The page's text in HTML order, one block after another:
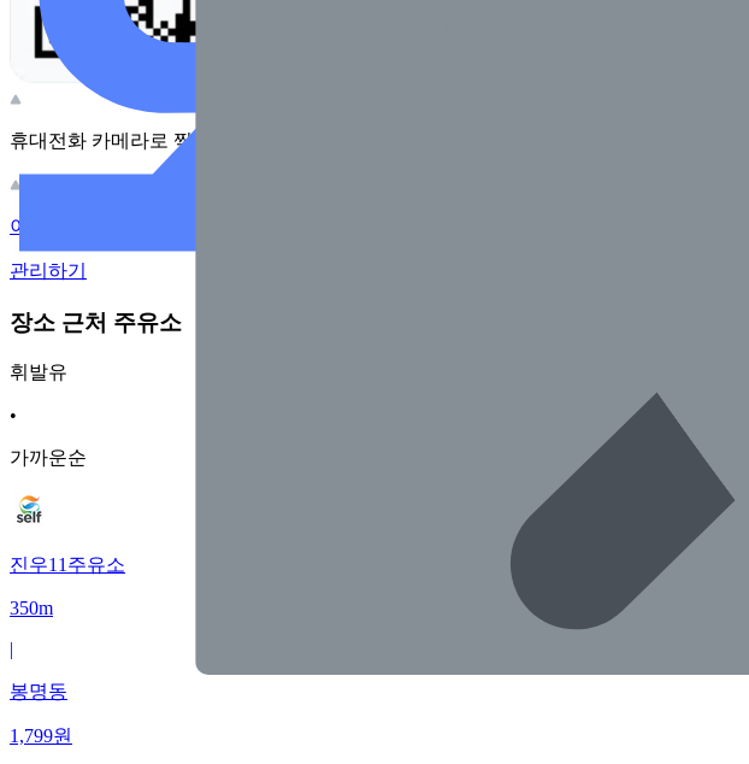
휴대전화 카메라로 찍어보세요
이 주유소의 사장님이신가요?
관리하기
장소 근처 주유소
휘발유
•
가까운순
진우11주유소
350m
|
봉명동
1,799원